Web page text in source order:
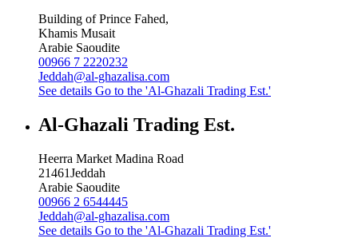
Building of Prince Fahed,
Khamis Musait
Arabie Saoudite
00966 7 2220232
Jeddah@al-ghazalisa.com
See details Go to the 'Al-Ghazali Trading Est.'
Al-Ghazali Trading Est.
Heerra Market Madina Road
21461Jeddah
Arabie Saoudite
00966 2 6544445
Jeddah@al-ghazalisa.com
See details Go to the 'Al-Ghazali Trading Est.'